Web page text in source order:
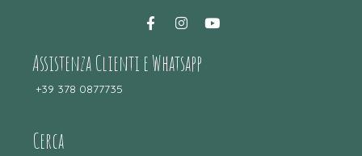
Assistenza Clienti e Whatsapp
+39 378 0877735
Cerca